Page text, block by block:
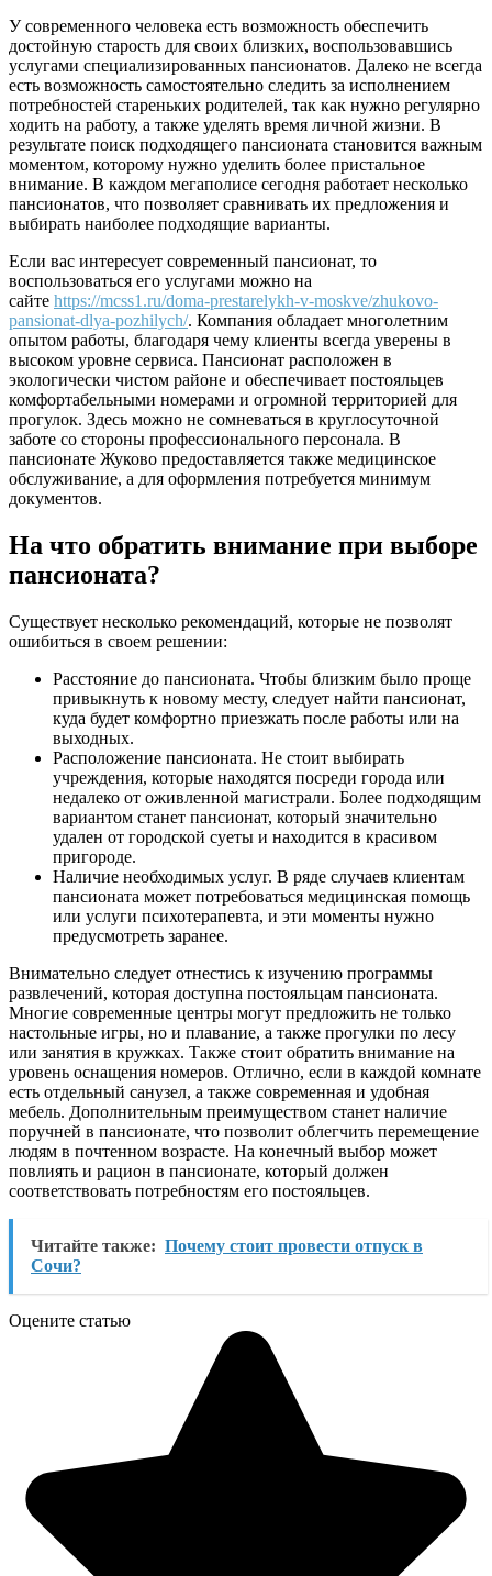
У современного человека есть возможность обеспечить
достойную старость для своих близких, воспользовавшись
услугами специализированных пансионатов. Далеко не всегда
есть возможность самостоятельно следить за исполнением
потребностей стареньких родителей, так как нужно регулярно
ходить на работу, а также уделять время личной жизни. В
результате поиск подходящего пансионата становится важным
моментом, которому нужно уделить более пристальное
внимание. В каждом мегаполисе сегодня работает несколько
пансионатов, что позволяет сравнивать их предложения и
выбирать наиболее подходящие варианты.
Если вас интересует современный пансионат, то
воспользоваться его услугами можно на
сайте https://mcss1.ru/doma-prestarelykh-v-moskve/zhukovo-
pansionat-dlya-pozhilych/. Компания обладает многолетним
опытом работы, благодаря чему клиенты всегда уверены в
высоком уровне сервиса. Пансионат расположен в
экологически чистом районе и обеспечивает постояльцев
комфортабельными номерами и огромной территорией для
прогулок. Здесь можно не сомневаться в круглосуточной
заботе со стороны профессионального персонала. В
пансионате Жуково предоставляется также медицинское
обслуживание, а для оформления потребуется минимум
документов.
На что обратить внимание при выборе
пансионата?
Существует несколько рекомендаций, которые не позволят
ошибиться в своем решении:
Расстояние до пансионата. Чтобы близким было проще
привыкнуть к новому месту, следует найти пансионат,
куда будет комфортно приезжать после работы или на
выходных.
Расположение пансионата. Не стоит выбирать
учреждения, которые находятся посреди города или
недалеко от оживленной магистрали. Более подходящим
вариантом станет пансионат, который значительно
удален от городской суеты и находится в красивом
пригороде.
Наличие необходимых услуг. В ряде случаев клиентам
пансионата может потребоваться медицинская помощь
или услуги психотерапевта, и эти моменты нужно
предусмотреть заранее.
Внимательно следует отнестись к изучению программы
развлечений, которая доступна постояльцам пансионата.
Многие современные центры могут предложить не только
настольные игры, но и плавание, а также прогулки по лесу
или занятия в кружках. Также стоит обратить внимание на
уровень оснащения номеров. Отлично, если в каждой комнате
есть отдельный санузел, а также современная и удобная
мебель. Дополнительным преимуществом станет наличие
поручней в пансионате, что позволит облегчить перемещение
людям в почтенном возрасте. На конечный выбор может
повлиять и рацион в пансионате, который должен
соответствовать потребностям его постояльцев.
Читайте также: Почему стоит провести отпуск в
Сочи?
Оцените статью